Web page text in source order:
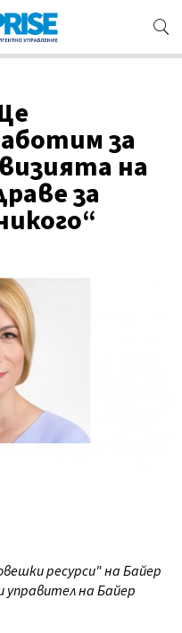
за
на
за
ресурси" на Байер
управител на Байер